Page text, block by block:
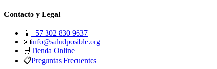
Contacto y Legal
📱 +57 302 830 9637
📧info@saludposible.org
🛒Tienda Online
📋Preguntas Frecuentes